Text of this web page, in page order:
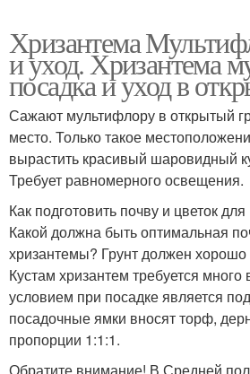
Хризантема
и уход. Хризантема
посадка и уход в
Сажают мультифлору в открытый
место. Только такое
вырастить красивый шаровидный
Требует равномерного освещения.
Как подготовить почву и цветок
Какой должна быть оптимальная
хризантемы? Грунт должен хорошо
Кустам хризантем требуется
условием при посадке является
посадочные ямки вносят торф,
пропорции 1:1:1.
Обратите внимание! В Средней